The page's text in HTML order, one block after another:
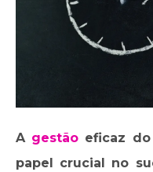
A gestão eficaz
papel crucial no